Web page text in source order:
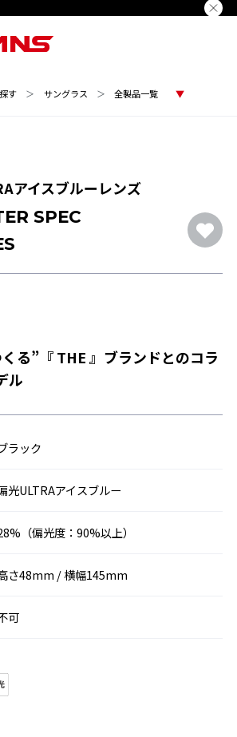
す ＞ サングラス ＞ 全製品一覧
アイスブルーレンズ
SPEC
る”『 THE 』ブランドとのコラ
ル
ラック
光ULTRAアイスブルー
（偏光度：90%以上）
さ48mm / 横幅145mm
可